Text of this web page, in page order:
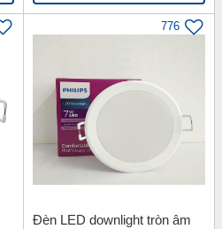
776
Đèn LED downlight tròn âm